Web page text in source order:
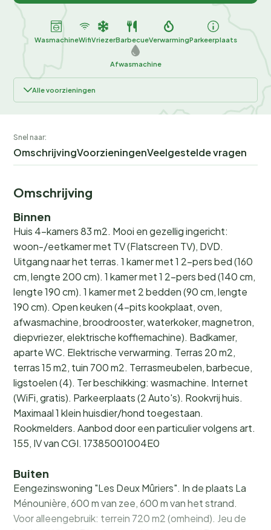
WasmachineWifiVriezerBarbecueVerwarmingParkeerplaats
Afwasmachine
Alle voorzieningen
Snel naar:
OmschrijvingVoorzieningenVeelgestelde vragen
Omschrijving
Binnen
Huis 4-kamers 83 m2. Mooi en gezellig ingericht:
woon-/eetkamer met TV (Flatscreen TV), DVD.
Uitgang naar het terras. 1 kamer met 1 2-pers bed (160
cm, lengte 200 cm). 1 kamer met 1 2-pers bed (140 cm,
lengte 190 cm). 1 kamer met 2 bedden (90 cm, lengte
190 cm). Open keuken (4-pits kookplaat, oven,
afwasmachine, broodrooster, waterkoker, magnetron,
diepvriezer, elektrische koffiemachine). Badkamer,
aparte WC. Elektrische verwarming. Terras 20 m2,
terras 15 m2, tuin 700 m2. Terrasmeubelen, barbecue,
ligstoelen (4). Ter beschikking: wasmachine. Internet
(WiFi, gratis). Parkeerplaats (2 Auto's). Rookvrij huis.
Maximaal 1 klein huisdier/hond toegestaan.
Rookmelders. Aanbod door een particulier volgens art.
155, IV van CGI. 17385001004E0
Buiten
Eengezinswoning "Les Deux Mûriers". In de plaats La
Ménounière, 600 m van zee, 600 m van het strand.
Voor alleengebruik: terrein 720 m2 (omheind). Jeu de